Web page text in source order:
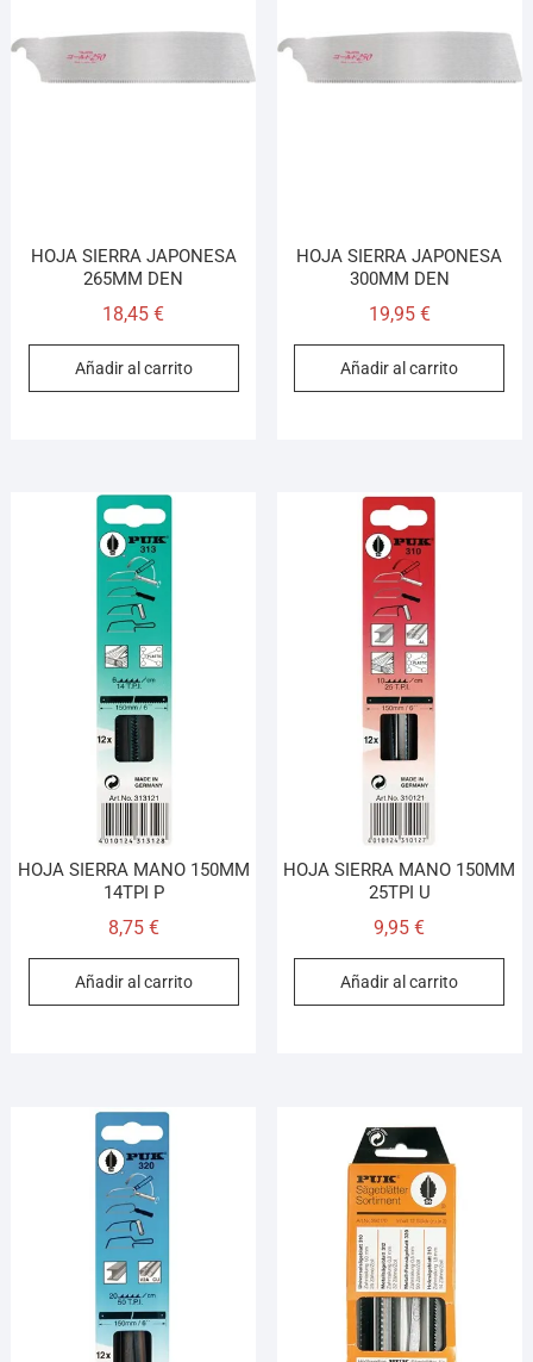
HOJA SIERRA JAPONESA
265MM DEN
18,45€
Añadir al carrito
HOJA SIERRA JAPONESA
300MM DEN
19,95 €
Añadir al carrito
HOJA SIERRA MANO 150MM
14TPI P
8,75 €
Añadir al carrito
HOJA SIERRA MANO 150MM
25TPI U
9,95€
Añadir al carrito